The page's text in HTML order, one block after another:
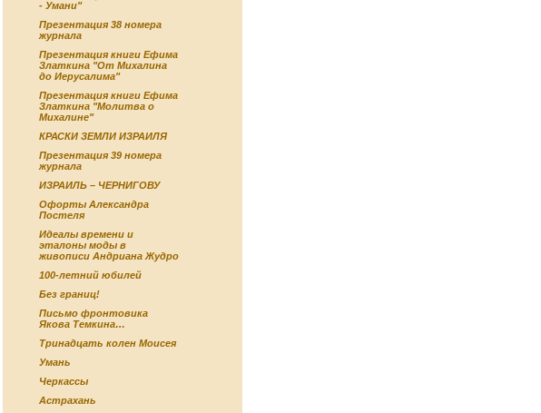
- Умани"
Презентация 38 номера
журнала
Презентация книги Ефима
Златкина "От Михалина
до Иерусалима"
Презентация книги Ефима
Златкина "Молитва о
Михалине"
КРАСКИ ЗЕМЛИ ИЗРАИЛЯ
Презентация 39 номера
журнала
ИЗРАИЛЬ – ЧЕРНИГОВУ
Офорты Александра
Постеля
Идеалы времени и
эталоны моды в
живописи Андриана Жудро
100-летний юбилей
Без границ!
Письмо фронтовика
Якова Темкина…
Тринадцать колен Моисея
Умань
Черкассы
Астрахань